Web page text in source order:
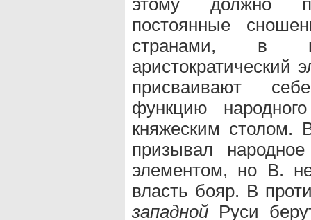
постоянные
странами, в
аристократический
присваивают
функцию
княжеским столом.
призывал
элементом, но В.
власть бояр. В
западной Руси